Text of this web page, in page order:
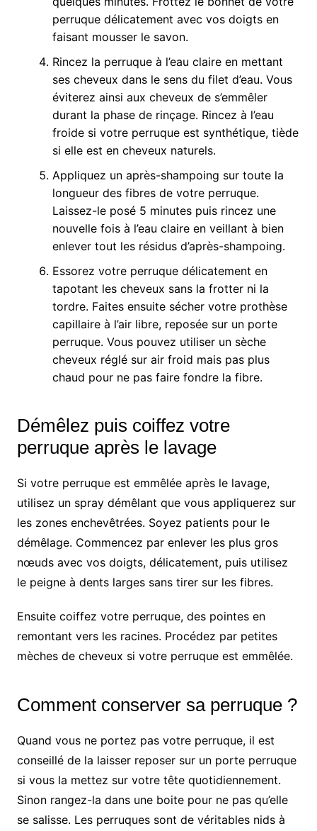
perruque délicatement avec vos doigts en
faisant mousser le savon.
Rincez la perruque à l’eau claire en mettant
ses cheveux dans le sens du filet d’eau. Vous
éviterez ainsi aux cheveux de s’emmêler
durant la phase de rinçage. Rincez à l’eau
froide si votre perruque est synthétique, tiède
si elle est en cheveux naturels.
Appliquez un après-shampoing sur toute la
longueur des fibres de votre perruque.
Laissez-le posé 5 minutes puis rincez une
nouvelle fois à l’eau claire en veillant à bien
enlever tout les résidus d’après-shampoing.
Essorez votre perruque délicatement en
tapotant les cheveux sans la frotter ni la
tordre. Faites ensuite sécher votre prothèse
capillaire à l’air libre, reposée sur un porte
perruque. Vous pouvez utiliser un sèche
cheveux réglé sur air froid mais pas plus
chaud pour ne pas faire fondre la fibre.
Démêlez puis coiffez votre
perruque après le lavage
Si votre perruque est emmêlée après le lavage,
utilisez un spray démêlant que vous appliquerez sur
les zones enchevêtrées. Soyez patients pour le
démêlage. Commencez par enlever les plus gros
nœuds avec vos doigts, délicatement, puis utilisez
le peigne à dents larges sans tirer sur les fibres.
Ensuite coiffez votre perruque, des pointes en
remontant vers les racines. Procédez par petites
mèches de cheveux si votre perruque est emmêlée.
Comment conserver sa perruque ?
Quand vous ne portez pas votre perruque, il est
conseillé de la laisser reposer sur un porte perruque
si vous la mettez sur votre tête quotidiennement.
Sinon rangez-la dans une boite pour ne pas qu’elle
se salisse. Les perruques sont de véritables nids à